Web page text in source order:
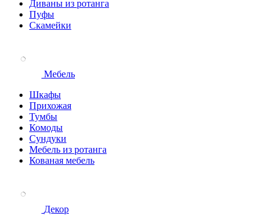
Диваны из ротанга
Пуфы
Скамейки
Мебель
Шкафы
Прихожая
Тумбы
Комоды
Сундуки
Мебель из ротанга
Кованая мебель
Декор